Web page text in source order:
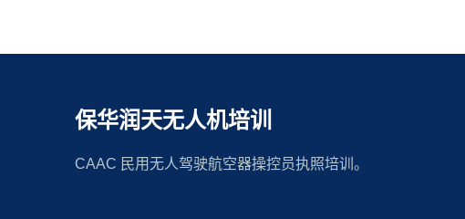
保华润天无人机培训
CAAC 民用无人驾驶航空器操控员执照培训。